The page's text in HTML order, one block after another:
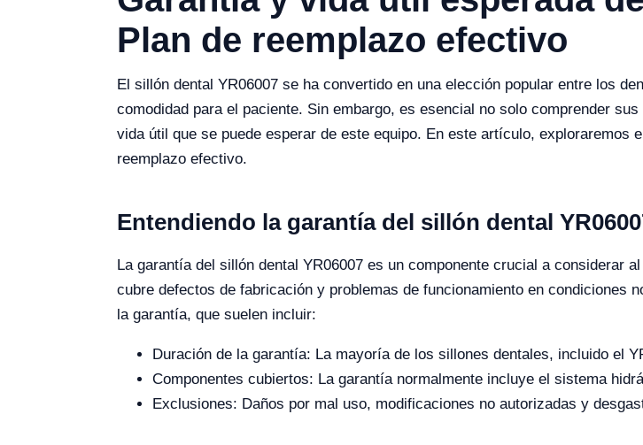
Plan de reemplazo efectivo
El sillón dental YR06007 se ha convertido en una elección popular entre los
comodidad para el paciente. Sin embargo, es esencial no solo comprender
vida útil que se puede esperar de este equipo. En este artículo, exploraremos
reemplazo efectivo.
Entendiendo la garantía del sillón dental
La garantía del sillón dental YR06007 es un componente crucial a considerar
cubre defectos de fabricación y problemas de funcionamiento en condiciones
la garantía, que suelen incluir:
Duración de la garantía: La mayoría de los sillones dentales, incluido el
Componentes cubiertos: La garantía normalmente incluye el sistema
Exclusiones: Daños por mal uso, modificaciones no autorizadas y